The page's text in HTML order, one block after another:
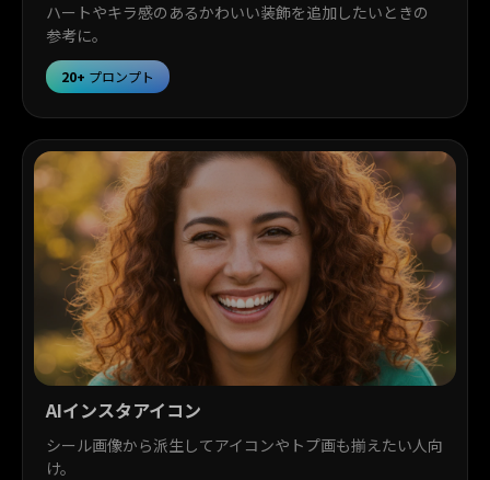
ハートやキラ感のあるかわいい装飾を追加したいときの
参考に。
20+プロンプト
AIインスタアイコン
シール画像から派生してアイコンやトプ画も揃えたい人向
け。